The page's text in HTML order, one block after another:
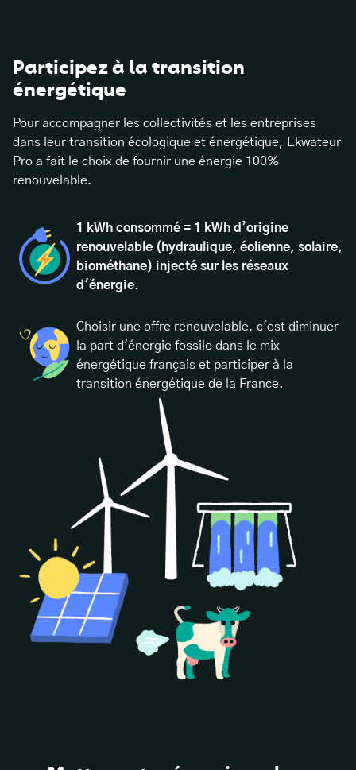
Participez à la transition
énergétique
Pour accompagner les collectivités et les entreprises
dans leur transition écologique et énergétique, Ekwateur
Pro a fait le choix de fournir une énergie 100%
renouvelable.
1 kWh consommé = 1 kWh d’origine
renouvelable (hydraulique, éolienne, solaire,
biométhane) injecté sur les réseaux
d'énergie.
Choisir une offre renouvelable, c'est diminuer
la part d'énergie fossile dans le mix
énergétique français et participer à la
transition énergétique de la France.